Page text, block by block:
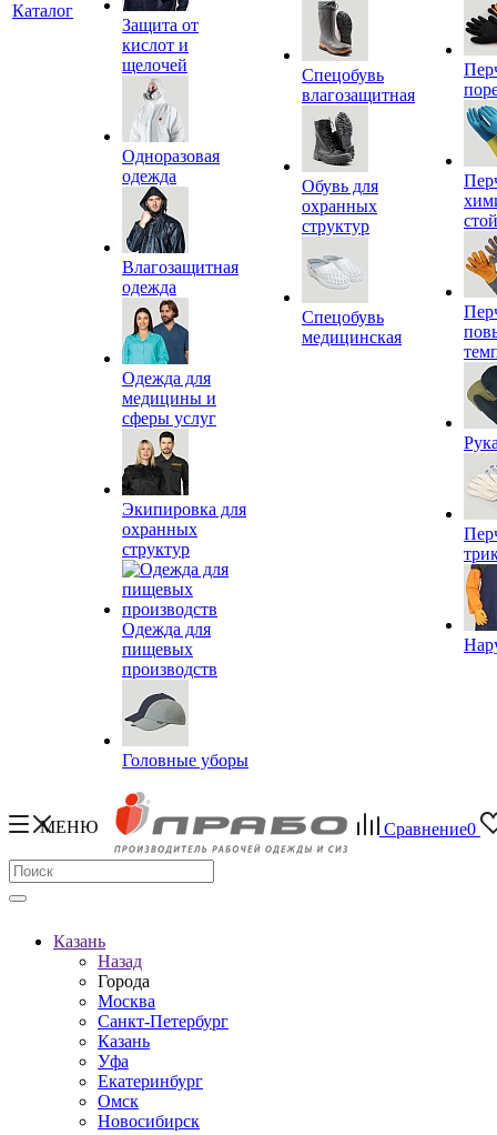
Каталог
Защита от
кислот и
щелочей
Одноразовая
одежда
Влагозащитная
одежда
Одежда для
медицины и
сферы услуг
Экипировка для
охранных
структур
Одежда для
пищевых
производств
Головные уборы
Спецобувь
влагозащитная
Обувь для
охранных
структур
Спецобувь
медицинская
МЕНЮ Сравнение0
Казань
Назад
Города
Москва
Санкт-Петербург
Казань
Уфа
Екатеринбург
Омск
Новосибирск